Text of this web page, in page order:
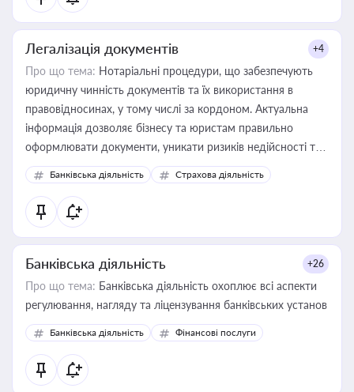
Легалізація документів +4
Про що тема: Нотаріальні процедури, що забезпечують
юридичну чинність документів та їх використання в
правовідносинах, у тому числі за кордоном. Актуальна
інформація дозволяє бізнесу та юристам правильно
оформлювати документи, уникати ризиків недійсності та
забезпечувати їх належне прийняття органами влади та
контрагентами
Банківська діяльність Страхова діяльність
Банківська діяльність +26
Про що тема: Банківська діяльність охоплює всі аспекти
регулювання, нагляду та ліцензування банківських установ
Банківська діяльність Фінансові послуги